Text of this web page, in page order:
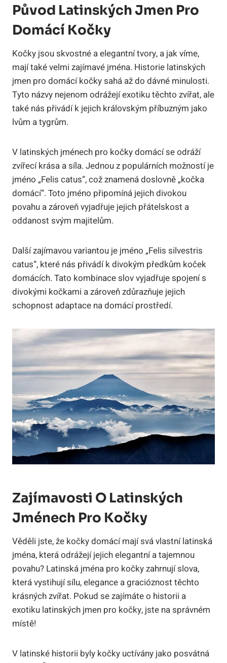
Původ Latinských Jmen Pro
Domácí Kočky
Kočky jsou skvostné a elegantní tvory, a jak víme,
mají také velmi zajímavé jména. Historie latinských
jmen pro domácí kočky sahá až do dávné minulosti.
Tyto názvy nejenom odrážejí exotiku těchto zvířat, ale
také nás přivádí k jejich královským příbuzným jako
lvům a tygrům.
V latinských jménech pro kočky domácí se odráží
zvířecí krása a síla. Jednou z populárních možností je
jméno „Felis catus“, což znamená doslovně „kočka
domácí“. Toto jméno připomíná jejich divokou
povahu a zároveň vyjadřuje jejich přátelskost a
oddanost svým majitelům.
Další zajímavou variantou je jméno „Felis silvestris
catus“, které nás přivádí k divokým předkům koček
domácích. Tato kombinace slov vyjadřuje spojení s
divokými kočkami a zároveň zdůrazňuje jejich
schopnost adaptace na domácí prostředí.
Zajímavosti O Latinských
Jménech Pro Kočky
Věděli jste, že kočky domácí mají svá vlastní latinská
jména, která odrážejí jejich elegantní a tajemnou
povahu? Latinská jména pro kočky zahrnují slova,
která vystihují sílu, elegance a gracióznost těchto
krásných zvířat. Pokud se zajímáte o historii a
exotiku latinských jmen pro kočky, jste na správném
místě!
V latinské historii byly kočky uctívány jako posvátná